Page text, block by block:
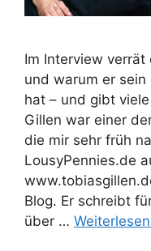
Im Interview verrät
und warum er
hat – und gibt
Gillen war einer
die mir sehr früh
LousyPennies.de
Blog. Er schreibt
über …